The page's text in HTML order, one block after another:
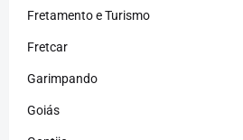
Fretamento e Turismo
Fretcar
Garimpando
Goiás